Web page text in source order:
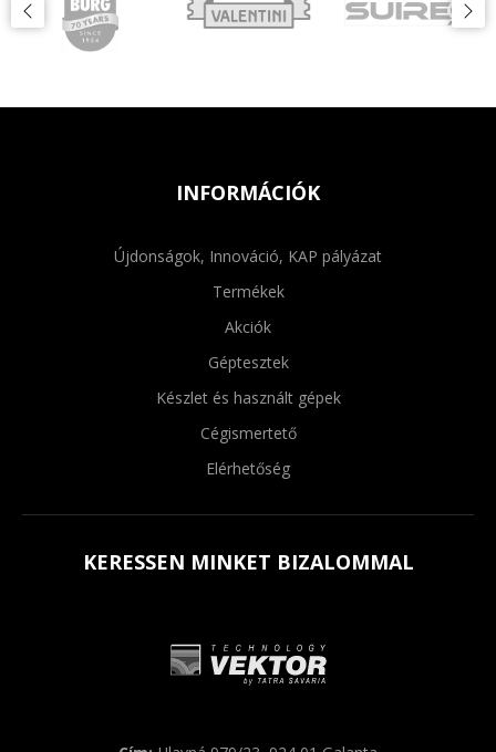
INFORMÁCIÓK
Újdonságok, Innováció, KAP pályázat
Termékek
Akciók
Géptesztek
Készlet és használt gépek
Cégismertető
Elérhetőség
KERESSEN MINKET BIZALOMMAL